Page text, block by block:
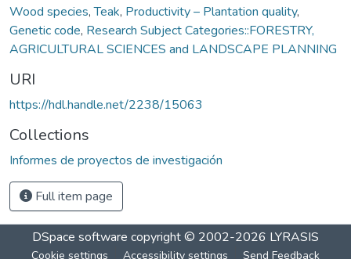
Wood species,Teak, Productivity – Plantation quality,
Genetic code, Research Subject Categories::FORESTRY,
AGRICULTURAL SCIENCES and LANDSCAPE PLANNING
URI
https://hdl.handle.net/2238/15063
Collections
Informes de proyectos de investigación
Full item page
DSpace software copyright © 2002-2026 LYRASIS
Cookie settings Accessibility settings Send Feedback